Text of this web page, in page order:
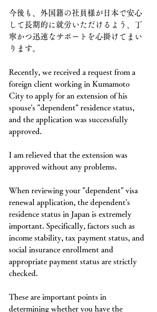
今後も、外国籍の社員様が日本で安心
して長期的に就労いただけるよう、丁
寧かつ迅速なサポートを心掛けてまい
ります。
Recently, we received a request from a
foreign client working in Kumamoto
City to apply for an extension of his
spouse's "dependent" residence status,
and the application was successfully
approved.
I am relieved that the extension was
approved without any problems.
When reviewing your "dependent" visa
renewal application, the dependent's
residence status in Japan is extremely
important. Specifically, factors such as
income stability, tax payment status, and
social insurance enrollment and
appropriate payment status are strictly
checked.
These are important points in
determining whether you have the